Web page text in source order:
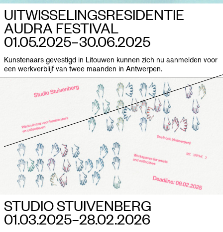
UITWISSELINGSRESIDENTIE
AUDRA FESTIVAL
01.05.2025–​30.06.2025
Kunstenaars gevestigd in Litouwen kunnen zich nu aanmelden voor
een werkverblijf van twee maanden in Antwerpen.
STUDIO STUIVENBERG
01.03.2025–​28.02.2026